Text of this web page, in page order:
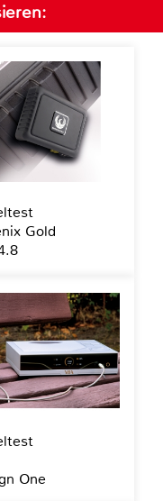
Gold
One